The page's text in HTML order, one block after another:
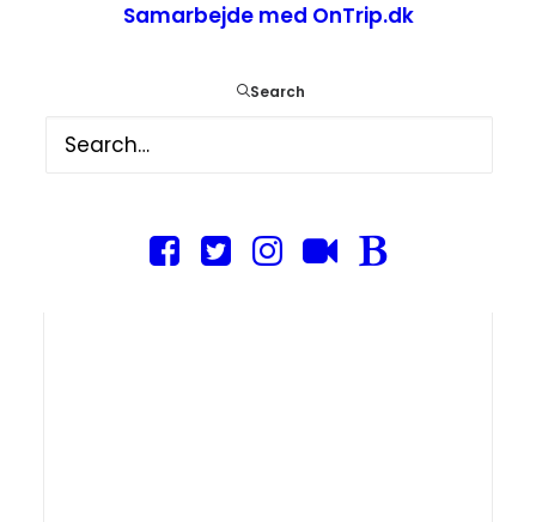
Samarbejde med OnTrip.dk
Search
En køretur i Maines baghave – New England, USA
USA
USA - Øst